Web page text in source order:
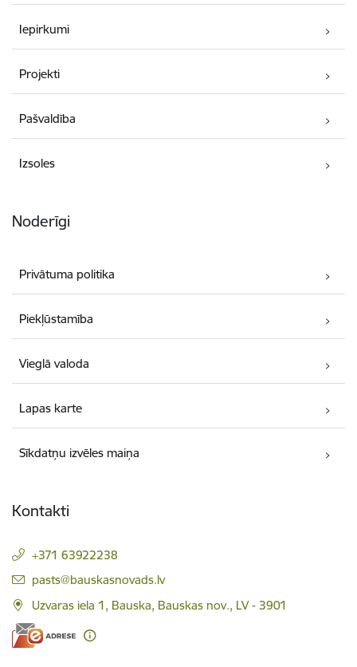
Iepirkumi
Projekti
Pašvaldība
Izsoles
Noderīgi
Privātuma politika
Piekļūstamība
Vieglā valoda
Lapas karte
Sīkdatņu izvēles maiņa
Kontakti
+371 63922238
E-pasts:
pasts@bauskasnovads.lv
Uzvaras iela 1, Bauska, Bauskas nov., LV - 3901